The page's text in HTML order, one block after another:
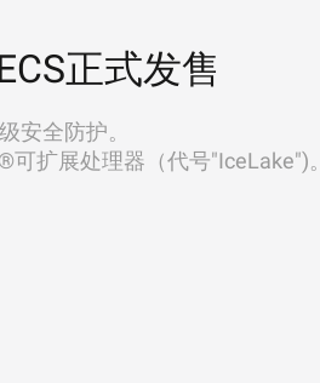
正式发售
安全防护。
扩展处理器（代号"IceLake")。